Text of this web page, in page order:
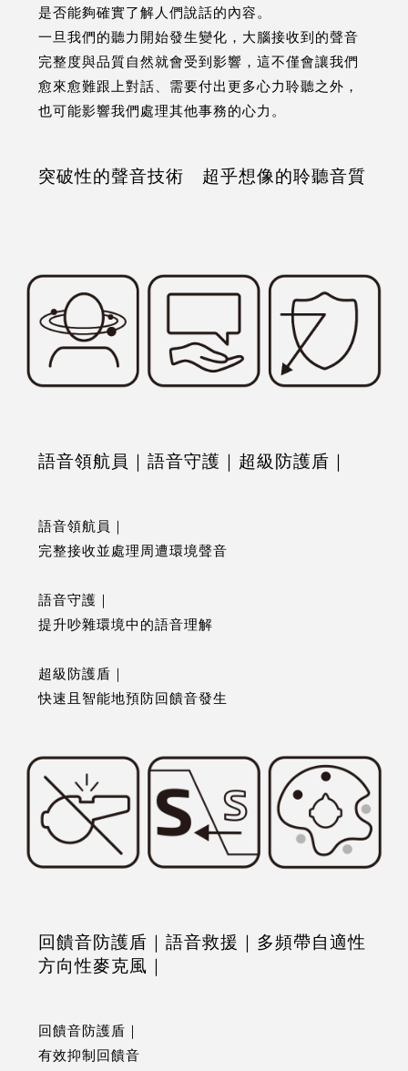
是否能夠確實了解人們說話的內容。
一旦我們的聽力開始發生變化，大腦接收到的聲音
完整度與品質自然就會受到影響，這不僅會讓我們
愈來愈難跟上對話、需要付出更多心力聆聽之外，
也可能影響我們處理其他事務的心力。
突破性的聲音技術 超乎想像的聆聽音質
語音領航員｜語音守護｜超級防護盾｜
語音領航員｜
完整接收並處理周遭環境聲音
語音守護｜
提升吵雜環境中的語音理解
超級防護盾｜
快速且智能地預防回饋音發生
回饋音防護盾｜語音救援｜多頻帶自適性
方向性麥克風｜
回饋音防護盾｜
有效抑制回饋音